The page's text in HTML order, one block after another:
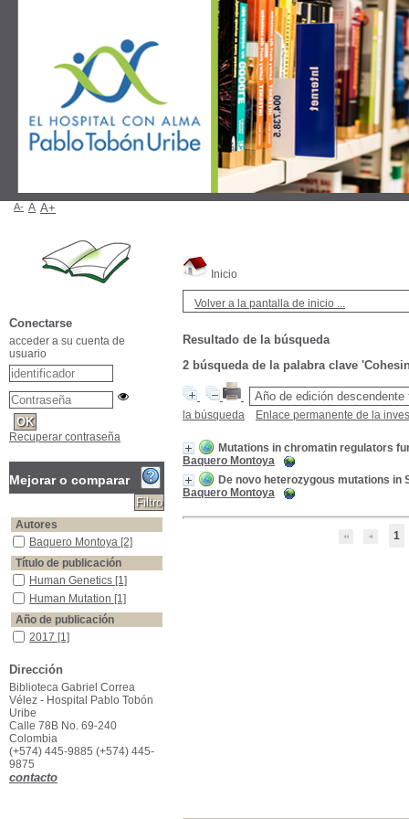
Inicio
Volver a la pantalla de inicio ...
Resultado de la búsqueda
2 búsqueda de la palabra clave
la búsqueda Enlace permanente de la
Mutations in chromatin regulators
Baquero Montoya
De novo heterozygous mutations in
Baquero Montoya
1
A- A A+
Conectarse
acceder a su cuenta de
usuario
Recuperar contraseña
Mejorar o comparar
Autores
Baquero Montoya
Baquero Montoya [2]
Título de publicación
Human Genetics
Human Genetics [1]
Human Mutation
Human Mutation [1]
Año de publicación
20172017 [1]
Palabras clave
cohesin complex
cohesin complex[2]
CdLSCdLS
CdLS- like
CdLS- like[1]
CdLS-overlapping phenotypes
CdLS-overlapping
phenotypes
Cornelia de Lange syndrome
Cornelia de Lange
Dirección
Biblioteca Gabriel Correa
Vélez - Hospital Pablo Tobón
Uribe
Calle 78B No. 69-240
Colombia
(+574) 445-9885 (+574) 445-
9875
contacto